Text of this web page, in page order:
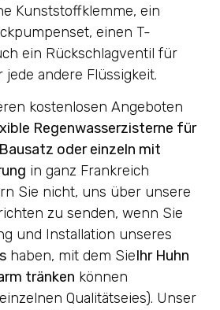
Kunststoffklemme, ein
einen T-
ein Rückschlagventil für
jede andere Flüssigkeit.
kostenlosen Angeboten
Regenwasserzisterne für
oder einzeln mit
in ganz Frankreich
Sie nicht, uns über unsere
zu senden, wenn Sie
und Installation unseres
haben, mit dem SieIhr Huhn
tränken können
Qualitätseies). Unser